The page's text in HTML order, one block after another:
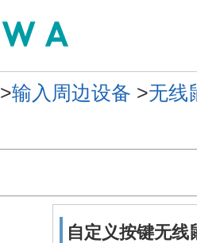
>输入周边设备 >无线
自定义按键无线